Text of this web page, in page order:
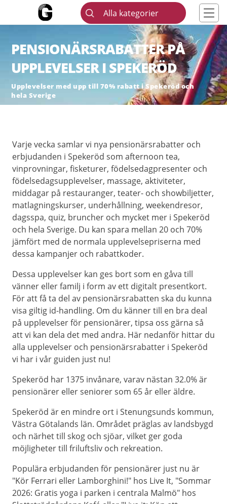
Alla kategorier
PENSIONÄRSRABATTER PÅ
UPPLEVELSER I SPEKERÖD
Upplevelser med upp till 70% rabatt i Spekeröd och
hela Sverige
Varje vecka samlar vi nya pensionärsrabatter och
erbjudanden i Spekeröd som afternoon tea,
vinprovningar, fisketurer, födelsedagpresenter och
födelsedagsupplevelser, massage, aktiviteter,
middagar på restauranger, teater- och showbiljetter,
matlagningskurser, underhållning, weekendresor,
dagsspa, quiz, bruncher och mycket mer i Spekeröd
och hela Sverige. Du kan spara mellan 20 och 70%
jämfört med de normala upplevelsepriserna med
dessa kampanjer och rabattkoder.
Dessa upplevelser kan ges bort som en gåva till
vänner eller familj i form av ett digitalt presentkort.
För att få ta del av pensionärsrabatten ska du kunna
visa giltig id-handling. Om du känner till en bra deal
på upplevelser för pensionärer, tipsa oss gärna så
att vi kan dela det med andra. Här nedanför hittar du
alla upplevelser och pensionärsrabatter i Spekeröd
vi har i vår guiden just nu!
Spekeröd har 1375 invånare, varav nästan 32.0% är
pensionärer eller seniorer som 65 år eller äldre.
Spekeröd är en mindre ort i Stenungsunds kommun,
Västra Götalands län. Området präglas av landsbygd
och närhet till skog och sjöar, vilket ger goda
möjligheter till friluftsliv och rekreation.
Populära erbjudanden för pensionärer just nu är
"Kör Ferrari eller Lamborghini!" hos Live It, "Sommar
2026: Gratis yoga i parken i centrala Malmö" hos